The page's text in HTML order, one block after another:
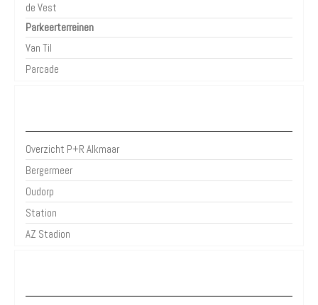
de Vest
Parkeerterreinen
Van Til
Parcade
Overzicht P+R Alkmaar
Bergermeer
Oudorp
Station
AZ Stadion